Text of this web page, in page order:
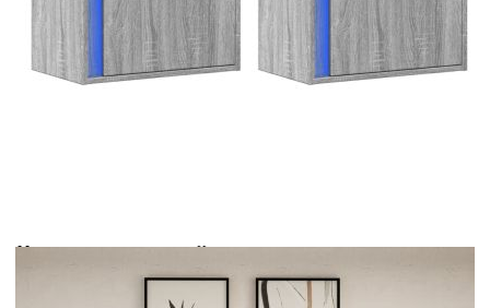
В наличност: 20 бр.
Време за доставка: 5 до 9 дни
Материал:
Инженерно дърво
8721102966651
50 x 31 x 35 см (Д x Ш x В)